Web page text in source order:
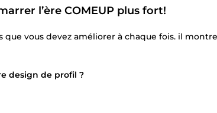
l’ère COMEUP plus fort!
vous devez améliorer à chaque fois. il montre
design de profil ?